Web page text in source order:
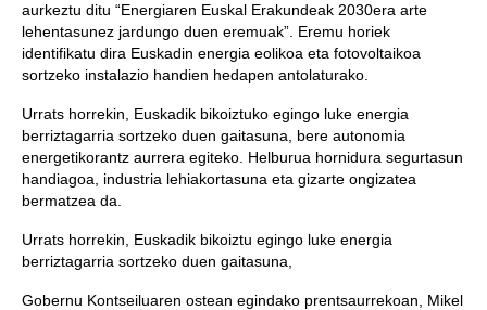
aurkeztu ditu “Energiaren Euskal Erakundeak 2030era arte
lehentasunez jardungo duen eremuak”. Eremu horiek
identifikatu dira Euskadin energia eolikoa eta fotovoltaikoa
sortzeko instalazio handien hedapen antolaturako.
Urrats horrekin, Euskadik bikoiztuko egingo luke energia
berriztagarria sortzeko duen gaitasuna, bere autonomia
energetikorantz aurrera egiteko. Helburua hornidura segurtasun
handiagoa, industria lehiakortasuna eta gizarte ongizatea
bermatzea da.
Urrats horrekin, Euskadik bikoiztu egingo luke energia
berriztagarria sortzeko duen gaitasuna,
Gobernu Kontseiluaren ostean egindako prentsaurrekoan, Mikel